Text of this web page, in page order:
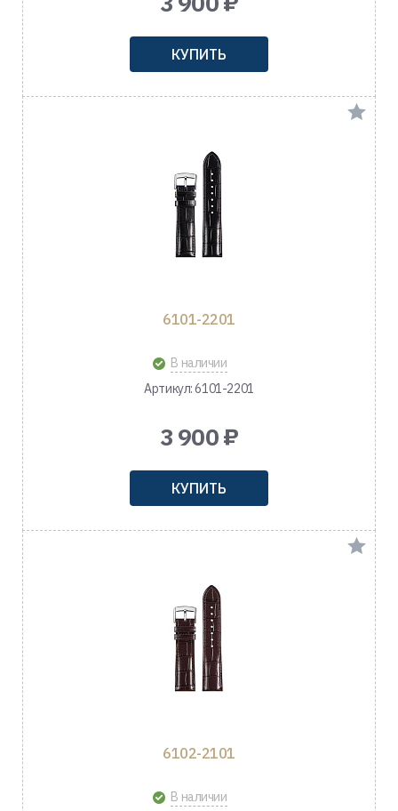
КУПИТЬ
6101-2201
В наличии
Артикул: 6101-2201
3 900 ₽
КУПИТЬ
6102-2101
В наличии